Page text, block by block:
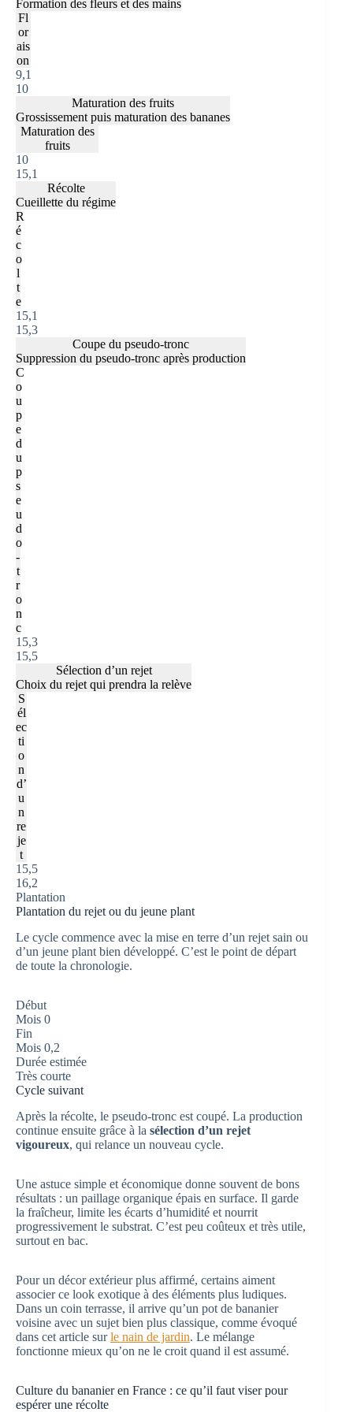
Formation des fleurs et des mains
Fl
or
ais
on
9,1
10
Maturation des fruits
Grossissement puis maturation des bananes
Maturation des
fruits
10
15,1
Récolte
Cueillette du régime
R
é
c
o
l
t
e
15,1
15,3
Coupe du pseudo-tronc
Suppression du pseudo-tronc après production
C
o
u
p
e
d
u
p
s
e
u
d
o
-
t
r
o
n
c
15,3
15,5
Sélection d’un rejet
Choix du rejet qui prendra la relève
S
él
ec
ti
o
n
d’
u
n
re
je
t
15,5
16,2
Plantation
Plantation du rejet ou du jeune plant
Le cycle commence avec la mise en terre d’un rejet sain ou
d’un jeune plant bien développé. C’est le point de départ
de toute la chronologie.
Début
Mois 0
Fin
Mois 0,2
Durée estimée
Très courte
Cycle suivant
Après la récolte, le pseudo-tronc est coupé. La production
continue ensuite grâce à la sélection d’un rejet
vigoureux, qui relance un nouveau cycle.
Une astuce simple et économique donne souvent de bons
résultats : un paillage organique épais en surface. Il garde
la fraîcheur, limite les écarts d’humidité et nourrit
progressivement le substrat. C’est peu coûteux et très utile,
surtout en bac.
Pour un décor extérieur plus affirmé, certains aiment
associer ce look exotique à des éléments plus ludiques.
Dans un coin terrasse, il arrive qu’un pot de bananier
voisine avec un sujet bien plus classique, comme évoqué
dans cet article surle nain de jardin. Le mélange
fonctionne mieux qu’on ne le croit quand il est assumé.
Culture du bananier en France : ce qu’il faut viser pour
espérer une récolte